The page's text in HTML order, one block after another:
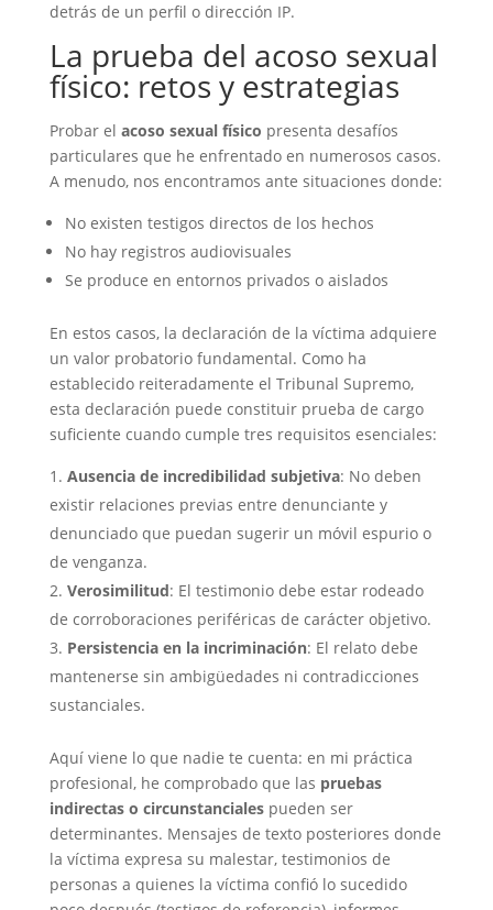
detrás de un perfil o dirección IP.
La prueba del acoso sexual
físico: retos y estrategias
Probar el acoso sexual físico presenta desafíos
particulares que he enfrentado en numerosos casos.
A menudo, nos encontramos ante situaciones donde:
No existen testigos directos de los hechos
No hay registros audiovisuales
Se produce en entornos privados o aislados
En estos casos, la declaración de la víctima adquiere
un valor probatorio fundamental. Como ha
establecido reiteradamente el Tribunal Supremo,
esta declaración puede constituir prueba de cargo
suficiente cuando cumple tres requisitos esenciales:
Ausencia de incredibilidad subjetiva: No deben
existir relaciones previas entre denunciante y
denunciado que puedan sugerir un móvil espurio o
de venganza.
Verosimilitud: El testimonio debe estar rodeado
de corroboraciones periféricas de carácter objetivo.
Persistencia en la incriminación: El relato debe
mantenerse sin ambigüedades ni contradicciones
sustanciales.
Aquí viene lo que nadie te cuenta: en mi práctica
profesional, he comprobado que las pruebas
indirectas o circunstancialespueden ser
determinantes. Mensajes de texto posteriores donde
la víctima expresa su malestar, testimonios de
personas a quienes la víctima confió lo sucedido